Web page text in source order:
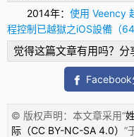
2014年： 使用 Veency
程控制已越獄之iOS設備（64
觉得这篇文章有用吗？分
Facebook
© 版权声明：本文章采用“
际（CC BY-NC-SA 4.0） ”